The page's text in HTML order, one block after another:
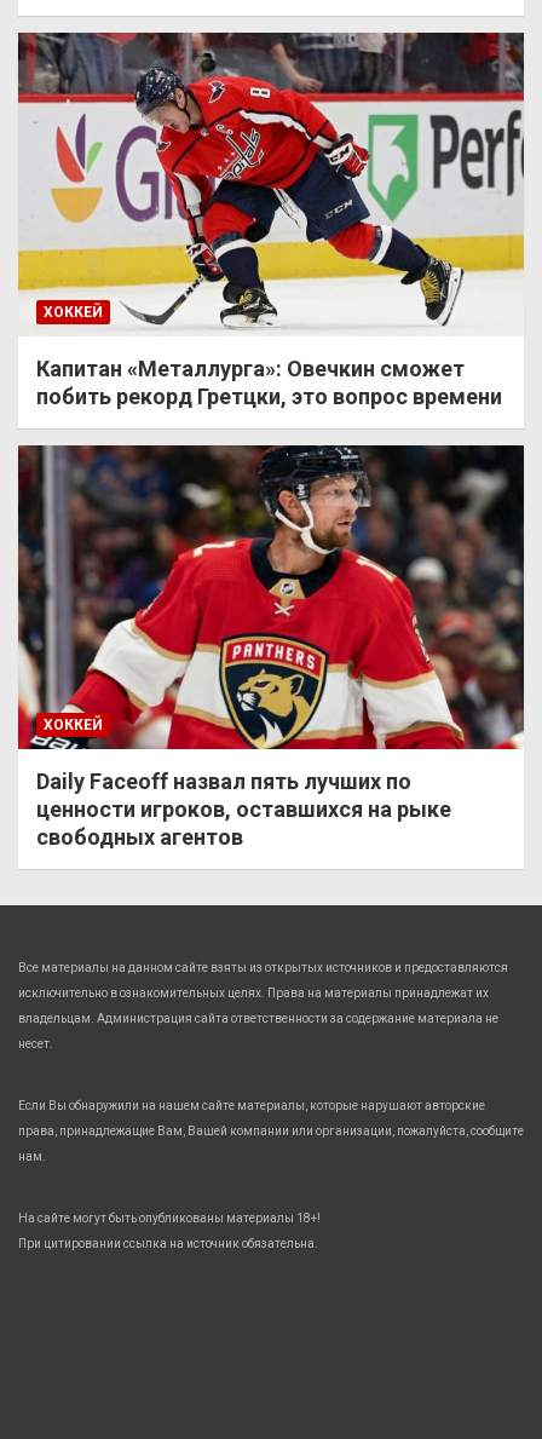
ХОККЕЙ
Капитан «Металлурга»: Овечкин сможет
побить рекорд Гретцки, это вопрос времени
ХОККЕЙ
Daily Faceoff назвал пять лучших по
ценности игроков, оставшихся на рыке
свободных агентов
Все материалы на данном сайте взяты из открытых источников и предоставляются
исключительно в ознакомительных целях. Права на материалы принадлежат их
владельцам. Администрация сайта ответственности за содержание материала не
несет.
Если Вы обнаружили на нашем сайте материалы, которые нарушают авторские
права, принадлежащие Вам, Вашей компании или организации, пожалуйста, сообщите
нам.
На сайте могут быть опубликованы материалы 18+!
При цитировании ссылка на источник обязательна.